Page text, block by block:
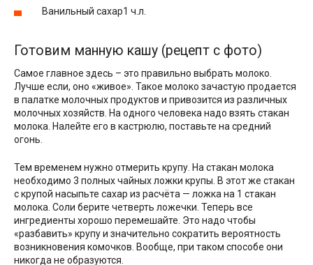
Ванильный сахар1 ч.л.
Готовим манную кашу (рецепт с фото)
Самое главное здесь – это правильно выбрать молоко.
Лучше если, оно «живое». Такое молоко зачастую продается
в палатке молочных продуктов и привозится из различных
молочных хозяйств. На одного человека надо взять стакан
молока. Налейте его в кастрюлю, поставьте на средний
огонь.
Тем временем нужно отмерить крупу. На стакан молока
необходимо 3 полных чайных ложки крупы. В этот же стакан
с крупой насыпьте сахар из расчёта — ложка на 1 стакан
молока. Соли берите четверть ложечки. Теперь все
ингредиенты хорошо перемешайте. Это надо чтобы
«разбавить» крупу и значительно сократить вероятность
возникновения комочков. Вообще, при таком способе они
никогда не образуются.